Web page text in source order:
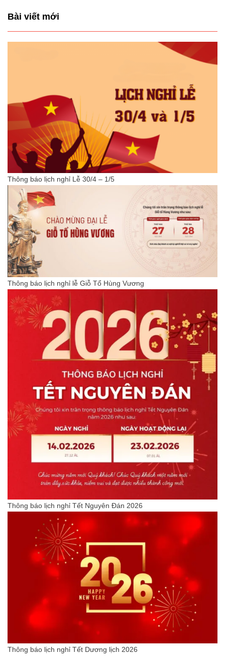
Bài viết mới
Thông báo lịch nghỉ Lễ 30/4 – 1/5
Thông báo lịch nghỉ lễ Giỗ Tổ Hùng Vương
Thông báo lịch nghỉ Tết Nguyên Đán 2026
Thông báo lịch nghỉ Tết Dương lịch 2026